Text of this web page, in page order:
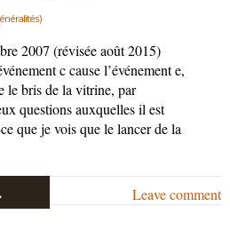
2007 (révisée août 2015)
c cause l’événement e,
le bris de la vitrine, par
questions auxquelles il est
que je vois que le lancer de la
Leave comment